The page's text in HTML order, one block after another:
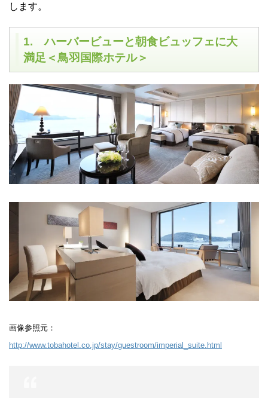
します。
1. ハーバービューと朝食ビュッフェに大
満足＜鳥羽国際ホテル＞
画像参照元：
http://www.tobahotel.co.jp/stay/guestroom/imperial_suite.html